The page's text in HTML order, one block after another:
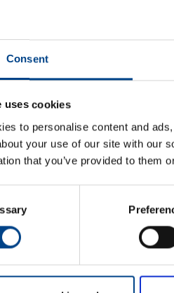
Consent
uses cookies
to personalise content and
your use of our site with our
that you’ve provided to them
24.11.2025
Domovea – älykodin toiminnot